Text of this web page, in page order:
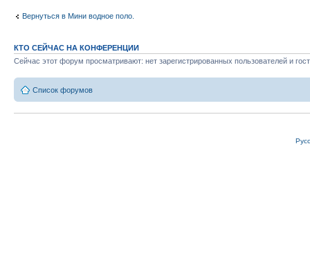
Вернуться в Мини водное поло.
КТО СЕЙЧАС НА КОНФЕРЕНЦИИ
Сейчас этот форум просматривают: нет зарегистрированных пользователей и
Список форумов